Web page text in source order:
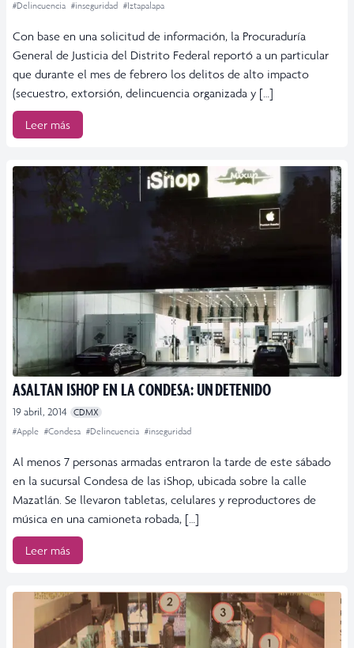
#Delincuencia #inseguridad #Iztapalapa
Con base en una solicitud de información, la Procuraduría
General de Justicia del Distrito Federal reportó a un particular
que durante el mes de febrero los delitos de alto impacto
(secuestro, extorsión, delincuencia organizada y […]
Leer más
ASALTAN ISHOP EN LA CONDESA: UN DETENIDO
19 abril, 2014
CDMX
#Apple #Condesa #Delincuencia #inseguridad
Al menos 7 personas armadas entraron la tarde de este sábado
en la sucursal Condesa de las iShop, ubicada sobre la calle
Mazatlán. Se llevaron tabletas, celulares y reproductores de
música en una camioneta robada, […]
Leer más